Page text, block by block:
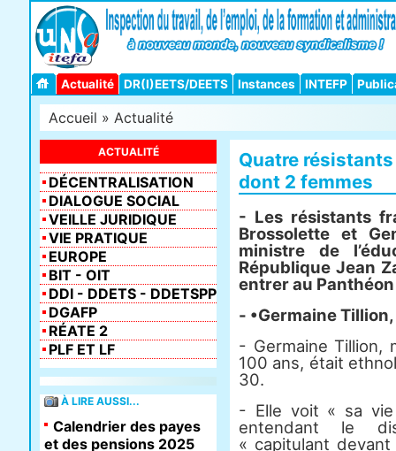
Actualité DR(I)EETS/DEETS Instances INTEFP
Accueil » Actualité
Quatre
dont 2 femmes
- Les résistants
Brossolette et
ministre de
République Jean
entrer au Panthéon
- •Germaine
- Germaine Tillion,
100 ans, était
30.
- Elle voit « sa
entendant le
« capitulant
ACTUALITÉ
DÉCENTRALISATION
DIALOGUE SOCIAL
VEILLE JURIDIQUE
VIE PRATIQUE
EUROPE
BIT - OIT
DDI - DDETS - DDETSPP
DGAFP
RÉATE 2
PLF ET LF
À LIRE AUSSI...
Calendrier des payes
et des pensions 2025